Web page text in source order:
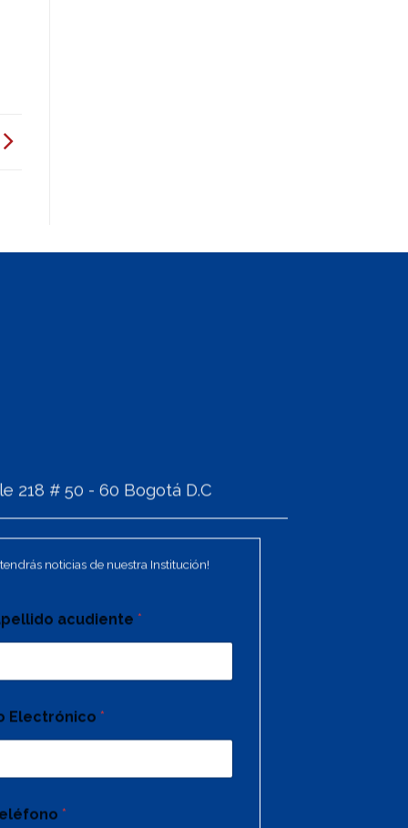
218 # 50 - 60 Bogotá D.C
noticias de nuestra Institución!
acudiente *
Electrónico *
*